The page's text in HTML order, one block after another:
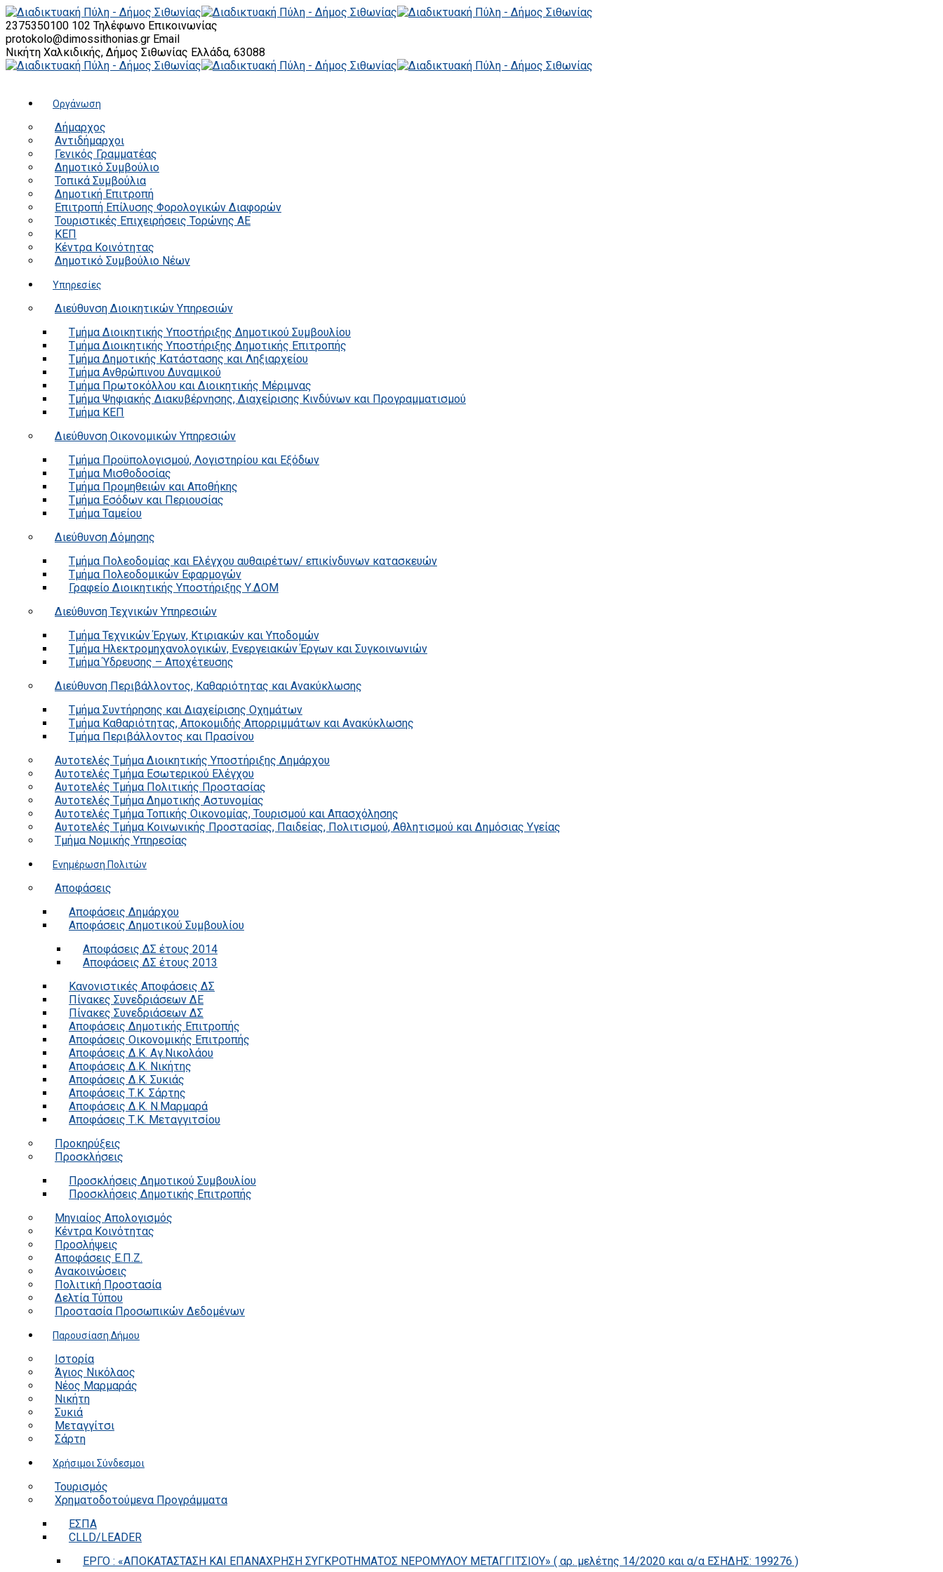
2375350100 102 Τηλέφωνο Επικοινωνίας
protokolo@dimossithonias.gr Email
Νικήτη Χαλκιδικής, Δήμος Σιθωνίας Ελλάδα, 63088
Οργάνωση
Δήμαρχος
Αντιδήμαρχοι
Γενικός Γραμματέας
Δημοτικό Συμβούλιο
Τοπικά Συμβούλια
Δημοτική Επιτροπή
Επιτροπή Επίλυσης Φορολογικών Διαφορών
Τουριστικές Επιχειρήσεις Τορώνης ΑΕ
ΚΕΠ
Κέντρα Κοινότητας
Δημοτικό Συμβούλιο Νέων
Υπηρεσίες
Διεύθυνση Διοικητικών Υπηρεσιών
Τμήμα Διοικητικής Υποστήριξης Δημοτικού Συμβουλίου
Τμήμα Διοικητικής Υποστήριξης Δημοτικής Επιτροπής
Τμήμα Δημοτικής Κατάστασης και Ληξιαρχείου
Τμήμα Ανθρώπινου Δυναμικού
Τμήμα Πρωτοκόλλου και Διοικητικής Μέριμνας
Τμήμα Ψηφιακής Διακυβέρνησης, Διαχείρισης Κινδύνων και Προγραμματισμού
Τμήμα ΚΕΠ
Διεύθυνση Οικονομικών Υπηρεσιών
Τμήμα Προϋπολογισμού, Λογιστηρίου και Εξόδων
Τμήμα Μισθοδοσίας
Τμήμα Προμηθειών και Αποθήκης
Τμήμα Εσόδων και Περιουσίας
Τμήμα Ταμείου
Διεύθυνση Δόμησης
Τμήμα Πολεοδομίας και Ελέγχου αυθαιρέτων/ επικίνδυνων κατασκευών
Τμήμα Πολεοδομικών Εφαρμογών
Γραφείο Διοικητικής Υποστήριξης Υ.ΔΟΜ
Διεύθυνση Τεχνικών Υπηρεσιών
Τμήμα Τεχνικών Έργων, Κτιριακών και Υποδομών
Τμήμα Ηλεκτρομηχανολογικών, Ενεργειακών Έργων και Συγκοινωνιών
Τμήμα Ύδρευσης – Αποχέτευσης
Διεύθυνση Περιβάλλοντος, Καθαριότητας και Ανακύκλωσης
Τμήμα Συντήρησης και Διαχείρισης Οχημάτων
Τμήμα Καθαριότητας, Αποκομιδής Απορριμμάτων και Ανακύκλωσης
Τμήμα Περιβάλλοντος και Πρασίνου
Αυτοτελές Τμήμα Διοικητικής Υποστήριξης Δημάρχου
Αυτοτελές Τμήμα Εσωτερικού Ελέγχου
Αυτοτελές Τμήμα Πολιτικής Προστασίας
Αυτοτελές Τμήμα Δημοτικής Αστυνομίας
Αυτοτελές Τμήμα Τοπικής Οικονομίας, Τουρισμού και Απασχόλησης
Αυτοτελές Τμήμα Κοινωνικής Προστασίας, Παιδείας, Πολιτισμού, Αθλητισμού και Δημόσιας Υγείας
Τμήμα Νομικής Υπηρεσίας
Ενημέρωση Πολιτών
Αποφάσεις
Αποφάσεις Δημάρχου
Αποφάσεις Δημοτικού Συμβουλίου
Αποφάσεις ΔΣ έτους 2014
Αποφάσεις ΔΣ έτους 2013
Κανονιστικές Αποφάσεις ΔΣ
Πίνακες Συνεδριάσεων ΔΕ
Πίνακες Συνεδριάσεων ΔΣ
Αποφάσεις Δημοτικής Επιτροπής
Αποφάσεις Οικονομικής Επιτροπής
Αποφάσεις Δ.Κ. Αγ.Νικολάου
Αποφάσεις Δ.Κ. Νικήτης
Αποφάσεις Δ.Κ. Συκιάς
Αποφάσεις Τ.Κ. Σάρτης
Αποφάσεις Δ.Κ. Ν.Μαρμαρά
Αποφάσεις Τ.Κ. Μεταγγιτσίου
Προκηρύξεις
Προσκλήσεις
Προσκλήσεις Δημοτικού Συμβουλίου
Προσκλήσεις Δημοτικής Επιτροπής
Μηνιαίος Απολογισμός
Κέντρα Κοινότητας
Προσλήψεις
Αποφάσεις Ε.Π.Ζ.
Ανακοινώσεις
Πολιτική Προστασία
Δελτία Τύπου
Προστασία Προσωπικών Δεδομένων
Παρουσίαση Δήμου
Ιστορία
Άγιος Νικόλαος
Νέος Μαρμαράς
Νικήτη
Συκιά
Μεταγγίτσι
Σάρτη
Χρήσιμοι Σύνδεσμοι
Τουρισμός
Χρηματοδοτούμενα Προγράμματα
ΕΣΠΑ
CLLD/LEADER
ΕΡΓΟ : «ΑΠΟΚΑΤΑΣΤΑΣΗ ΚΑΙ ΕΠΑΝΑΧΡΗΣΗ ΣΥΓΚΡΟΤΗΜΑΤΟΣ ΝΕΡΟΜΥΛΟΥ ΜΕΤΑΓΓΙΤΣΙΟΥ» ( αρ. μελέτης 14/2020 και α/α ΕΣΗΔΗΣ: 199276 )